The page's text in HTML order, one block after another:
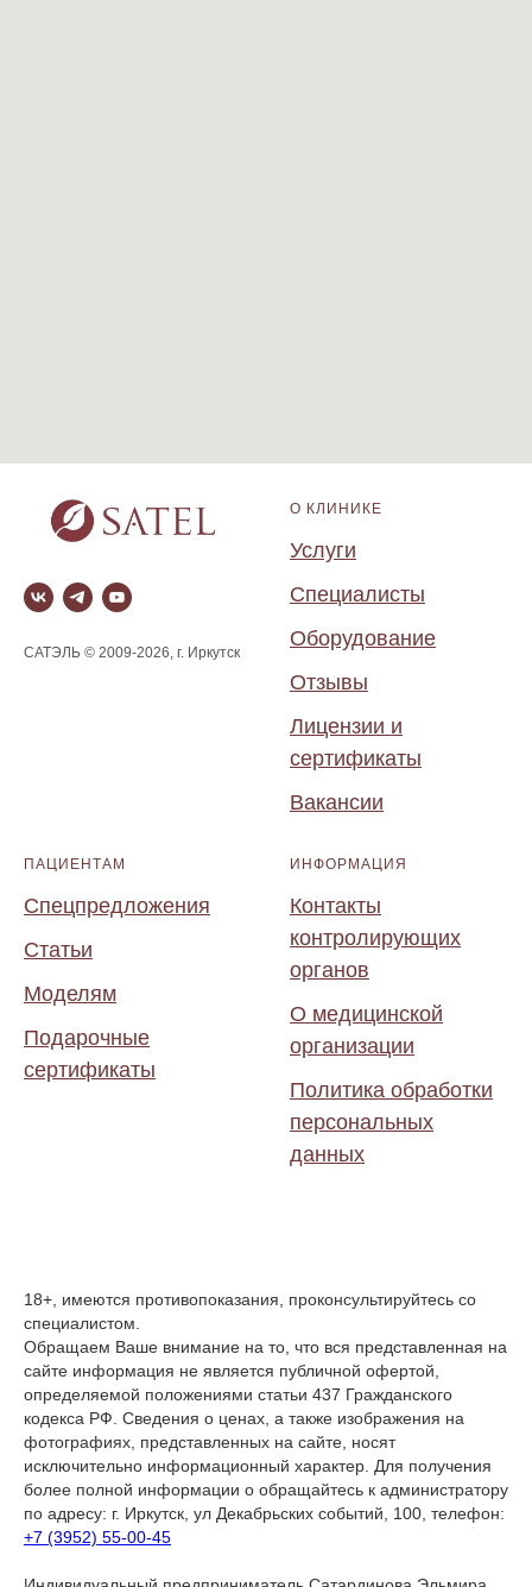
САТЭЛЬ © 2009-2026, г. Иркутск
О КЛИНИКЕ
Услуги
Специалисты
Оборудование
Отзывы
Лицензии и
сертификаты
Вакансии
ПАЦИЕНТАМ
Спецпредложения
Статьи
Моделям
Подарочные
сертификаты
ИНФОРМАЦИЯ
Контакты
контролирующих
органов
О медицинской
организации
Политика обработки
персональных
данных
18+, имеются противопоказания, проконсультируйтесь со
специалистом.
Обращаем Ваше внимание на то, что вся представленная на
сайте информация не является публичной офертой,
определяемой положениями статьи 437 Гражданского
кодекса РФ. Сведения о ценах, а также изображения на
фотографиях, представленных на сайте, носят
исключительно информационный характер. Для получения
более полной информации о обращайтесь к администратору
по адресу: г. Иркутск, ул Декабрьских событий, 100, телефон:
+7 (3952) 55-00-45